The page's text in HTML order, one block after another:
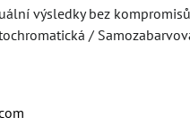
výsledky bez
/